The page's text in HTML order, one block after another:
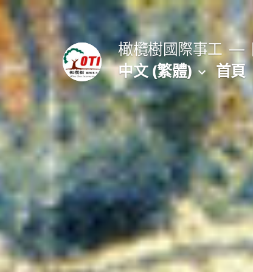
跳
至
主
要
內
容
橄欖樹國際事工
中文 (繁體)
首頁